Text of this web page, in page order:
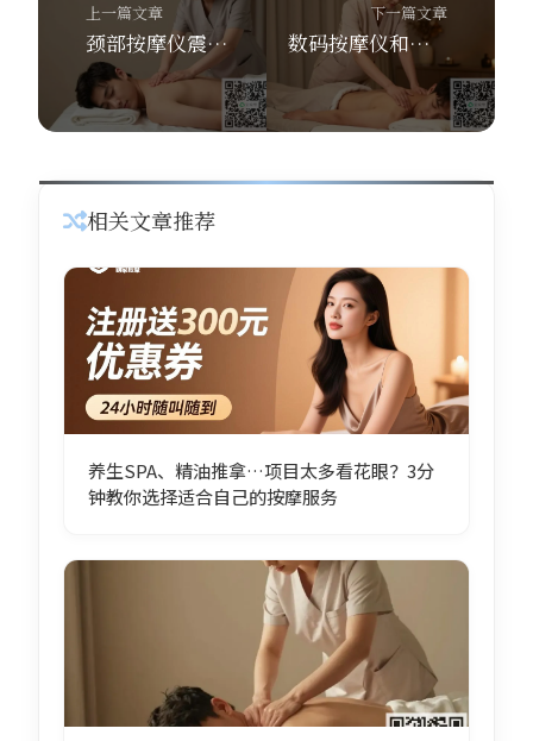
上一篇文章
颈部按摩仪震动还是脉冲好？舒养到家按摩教你按需选
下一篇文章
数码按摩仪和颈椎仪有啥区别？舒养到家按摩上门SPA教你选！
相关文章推荐
养生SPA、精油推拿…项目太多看花眼？3分
钟教你选择适合自己的按摩服务